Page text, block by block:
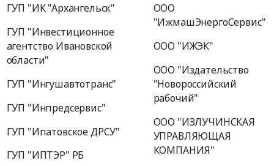
ГУП "ИК "Архангельск"
ГУП "Инвестиционное
агентство Ивановской
области"
ГУП "Ингушавтотранс"
ГУП "Инпредсервис"
ГУП "Ипатовское ДРСУ"
ГУП "ИПТЭР" РБ
ООО
"ИжмашЭнергоСервис"
ООО "ИЖЭК"
ООО "Издательство
"Новороссийский
рабочий"
ООО "ИЗЛУЧИНСКАЯ
УПРАВЛЯЮЩАЯ
КОМПАНИЯ"